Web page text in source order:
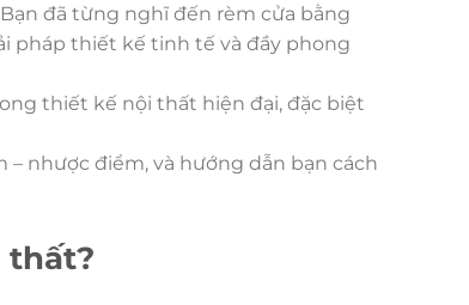
đã từng nghĩ đến rèm cửa bằng
pháp thiết kế tinh tế và đầy phong
thiết kế nội thất hiện đại, đặc biệt
nhược điểm, và hướng dẫn bạn cách
thất?